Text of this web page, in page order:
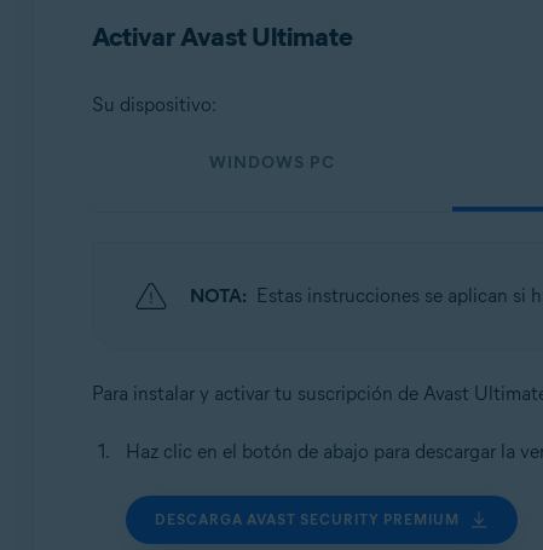
Activar Avast Ultimate
Su dispositivo:
WINDOWS PC
NOTA: Estas instrucciones se aplican si
Para instalar y activar tu suscripción de Avast
Haz clic en el botón de abajo para descargar la
DESCARGA AVAST SECURITY PREMIUM